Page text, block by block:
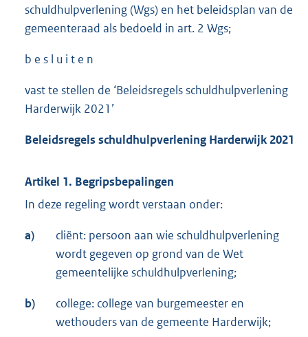
schuldhulpverlening (Wgs) en het beleidsplan van de
gemeenteraad als bedoeld in art. 2 Wgs;
b e s l u i t e n
vast te stellen de ‘Beleidsregels schuldhulpverlening
Harderwijk 2021’
Beleidsregels schuldhulpverlening Harderwijk 2021
Artikel 1. Begripsbepalingen
In deze regeling wordt verstaan onder:
a)
cliënt: persoon aan wie schuldhulpverlening
wordt gegeven op grond van de Wet
gemeentelijke schuldhulpverlening;
b)
college: college van burgemeester en
wethouders van de gemeente Harderwijk;